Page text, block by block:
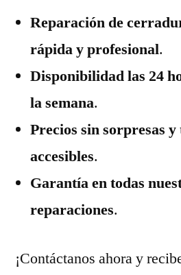
Reparación de
rápida y profesional.
Disponibilidad las 24
la semana.
Precios sin sorpresas
accesibles.
Garantía en todas
reparaciones.
¡Contáctanos ahora y